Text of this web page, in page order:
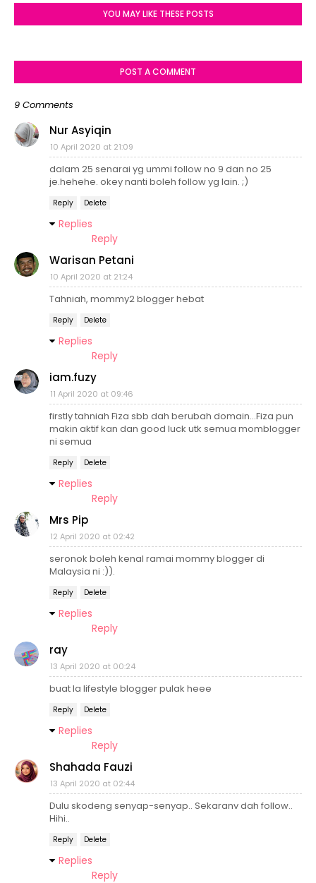
YOU MAY LIKE THESE POSTS
POST A COMMENT
9 Comments
Nur Asyiqin
10 April 2020 at 21:09
dalam 25 senarai yg ummi follow no 9 dan no 25
je.hehehe. okey nanti boleh follow yg lain. ;)
Reply Delete
Replies
Reply
Warisan Petani
10 April 2020 at 21:24
Tahniah, mommy2 blogger hebat
Reply Delete
Replies
Reply
iam.fuzy
11 April 2020 at 09:46
firstly tahniah Fiza sbb dah berubah domain...Fiza pun
makin aktif kan dan good luck utk semua momblogger
ni semua
Reply Delete
Replies
Reply
Mrs Pip
12 April 2020 at 02:42
seronok boleh kenal ramai mommy blogger di
Malaysia ni :)).
Reply Delete
Replies
Reply
ray
13 April 2020 at 00:24
buat la lifestyle blogger pulak heee
Reply Delete
Replies
Reply
Shahada Fauzi
13 April 2020 at 02:44
Dulu skodeng senyap-senyap.. Sekaranv dah follow..
Hihi..
Reply Delete
Replies
Reply